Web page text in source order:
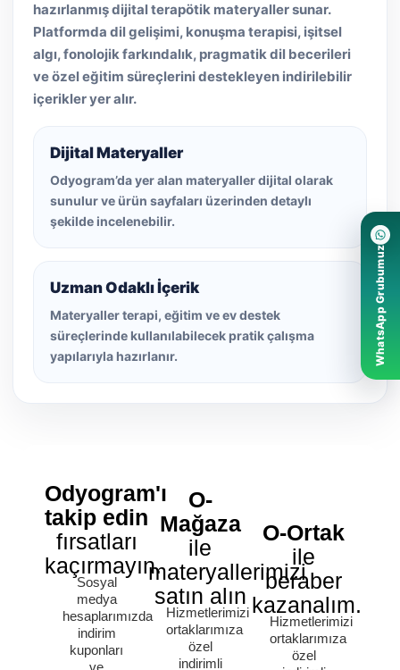
hazırlanmış dijital terapötik materyaller sunar.
Platformda dil gelişimi, konuşma terapisi, işitsel
algı, fonolojik farkındalık, pragmatik dil becerileri
ve özel eğitim süreçlerini destekleyen indirilebilir
içerikler yer alır.
Dijital Materyaller
Odyogram’da yer alan materyaller dijital olarak
sunulur ve ürün sayfaları üzerinden detaylı
şekilde incelenebilir.
Uzman Odaklı İçerik
Materyaller terapi, eğitim ve ev destek
süreçlerinde kullanılabilecek pratik çalışma
yapılarıyla hazırlanır.
Odyogram'ı
takip edin
fırsatları
kaçırmayın.
Sosyal
medya
hesaplarımızda
indirim
kuponları
ve
O-
Mağaza
ile
materyallerimizi
satın alın
Hizmetlerimizi
ortaklarımıza
özel
indirimli
O-Ortak
ile
beraber
kazanalım.
Hizmetlerimizi
ortaklarımıza
özel
WhatsApp Grubumuz